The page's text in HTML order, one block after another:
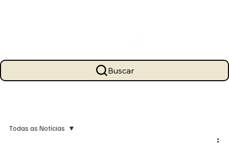
Buscar
Todas as Notícias